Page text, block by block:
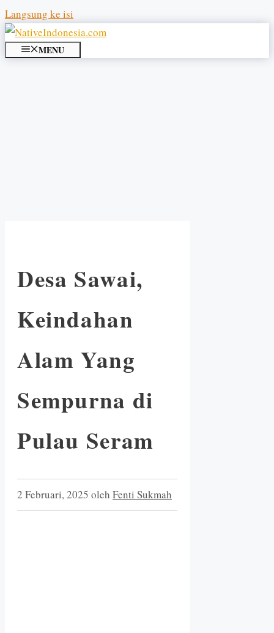
Langsung ke isi
MENU
Desa Sawai,
Keindahan
Alam Yang
Sempurna di
Pulau Seram
2 Februari, 2025 oleh Fenti Sukmah